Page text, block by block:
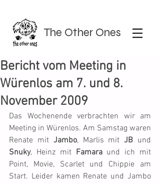
The Other Ones
Bericht vom Meeting in
Würenlos am 7. und 8.
November 2009
Das Wochenende verbrachten wir am
Meeting in Würenlos. Am Samstag waren
Renate mit Jambo, Marlis mit JB
Snuky, Heinz mit Famara und ich mit
Point, Movie, Scarlet und Chippie am
Start. Leider kamen Renate und Jambo